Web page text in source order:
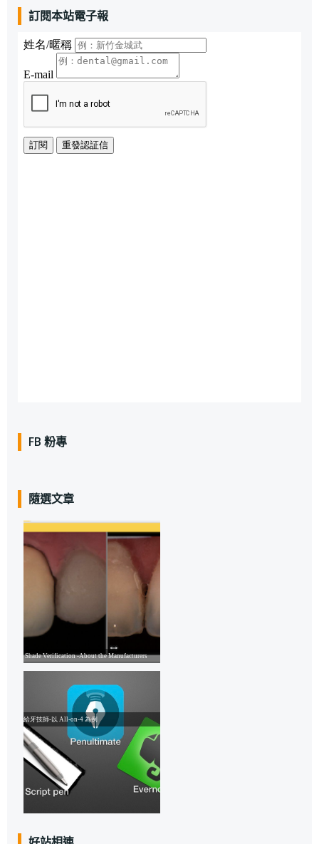
訂閱本站電子報
FB 粉專
隨選文章